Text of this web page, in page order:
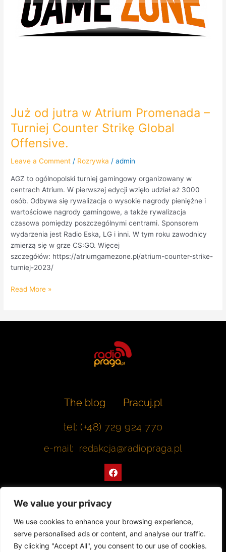
We value your privacy
We use cookies to enhance your browsing experience,
serve personalised ads or content, and analyse our traffic.
By clicking "Accept All", you consent to our use of cookies.
Już od jutra w Atrium Promenada –
Turniej Counter Strikę Global
Offensive.
Leave a Comment / Rozrywka /admin
AGZ to ogólnopolski turniej gamingowy organizowany w
centrach Atrium. W pierwszej edycji wzięło udział aż 3000
osób. Odbywa się rywalizacja o wysokie nagrody pieniężne i
wartościowe nagrody gamingowe, a także rywalizacja
czasowa pomiędzy poszczególnymi centrami. Sponsorem
wydarzenia jest Radio Eska, LG i inni. W tym roku zawodnicy
zmierzą się w grze CS:GO. Więcej
szczegółów: https://atriumgamezone.pl/atrium-counter-strike-
turniej-2023/
Global
Offensive.
Read More »
The blog
Pracuj.pl
tel: (+48) 729 924 770
e-mail: redakcja@radiopraga.pl
F
a
c
o
k
Współpracujemy z Muzeum Warszawskiej Pragi
© 2022 All rights Reserved. Radiopraga.pl